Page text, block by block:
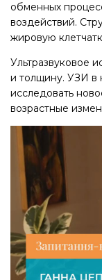
обменных
воздействий.
жировую
Ультразвуковое
и толщину. УЗИ в
исследовать
возрастные